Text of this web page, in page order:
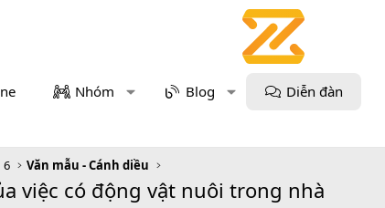
Nhóm Blog Diễn đàn
6 Văn mẫu - Cánh diều
việc có động vật nuôi trong nhà